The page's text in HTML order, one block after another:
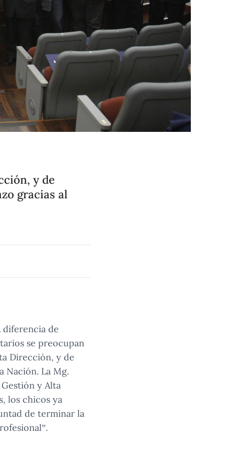
y de
gracias al
diferencia de
se preocupan
Dirección, y de
Nación. La Mg.
y Alta
los chicos ya
de terminar la